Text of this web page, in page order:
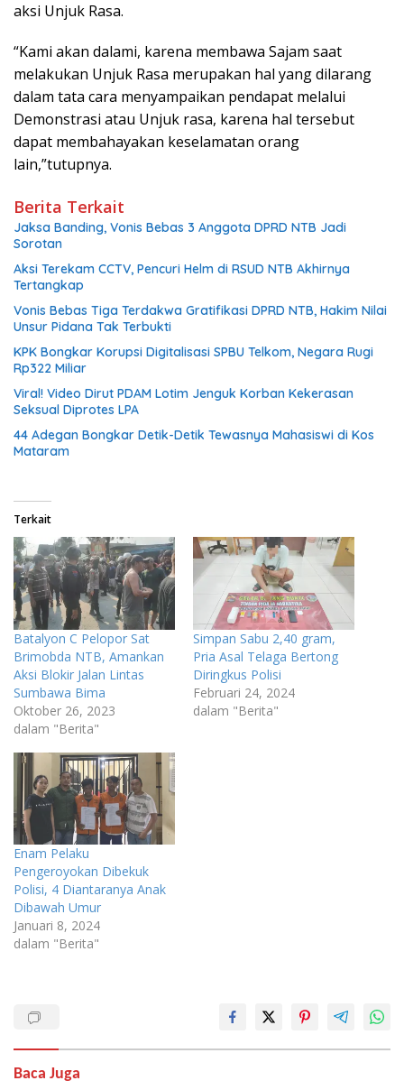
aksi Unjuk Rasa.
“Kami akan dalami, karena membawa Sajam saat
melakukan Unjuk Rasa merupakan hal yang dilarang
dalam tata cara menyampaikan pendapat melalui
Demonstrasi atau Unjuk rasa, karena hal tersebut
dapat membahayakan keselamatan orang
lain,”tutupnya.
Berita Terkait
Jaksa Banding, Vonis Bebas 3 Anggota DPRD NTB Jadi
Sorotan
Aksi Terekam CCTV, Pencuri Helm di RSUD NTB Akhirnya
Tertangkap
Vonis Bebas Tiga Terdakwa Gratifikasi DPRD NTB, Hakim Nilai
Unsur Pidana Tak Terbukti
KPK Bongkar Korupsi Digitalisasi SPBU Telkom, Negara Rugi
Rp322 Miliar
Viral! Video Dirut PDAM Lotim Jenguk Korban Kekerasan
Seksual Diprotes LPA
44 Adegan Bongkar Detik-Detik Tewasnya Mahasiswi di Kos
Mataram
Terkait
Batalyon C Pelopor Sat
Brimobda NTB, Amankan
Aksi Blokir Jalan Lintas
Sumbawa Bima
Oktober 26, 2023
dalam "Berita"
Simpan Sabu 2,40 gram,
Pria Asal Telaga Bertong
Diringkus Polisi
Februari 24, 2024
dalam "Berita"
Enam Pelaku
Pengeroyokan Dibekuk
Polisi, 4 Diantaranya Anak
Dibawah Umur
Januari 8, 2024
dalam "Berita"
Baca Juga